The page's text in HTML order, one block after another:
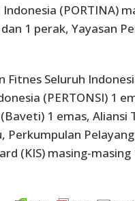
(PORTINA)
1 perak, Yayasan
Seluruh
(PERTONSI) 1
1 emas, Aliansi
Perkumpulan
(KIS) masing-